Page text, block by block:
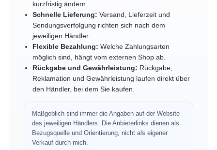
kurzfristig ändern.
Schnelle Lieferung: Versand, Lieferzeit und
Sendungsverfolgung richten sich nach dem
jeweiligen Händler.
Flexible Bezahlung: Welche Zahlungsarten
möglich sind, hängt vom externen Shop ab.
Rückgabe und Gewährleistung: Rückgabe,
Reklamation und Gewährleistung laufen direkt über
den Händler, bei dem Sie kaufen.
Maßgeblich sind immer die Angaben auf der Website
des jeweiligen Händlers. Die Anbieterlinks dienen als
Bezugsquelle und Orientierung, nicht als eigener
Verkauf durch mich.